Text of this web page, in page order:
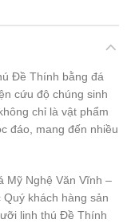
Đề Thính bằng đá
cứu độ chúng sinh
chỉ là vật phẩm
đáo, mang đến nhiều
Mỹ Nghệ Văn Vĩnh –
khách hàng sản
linh thú Đề Thính